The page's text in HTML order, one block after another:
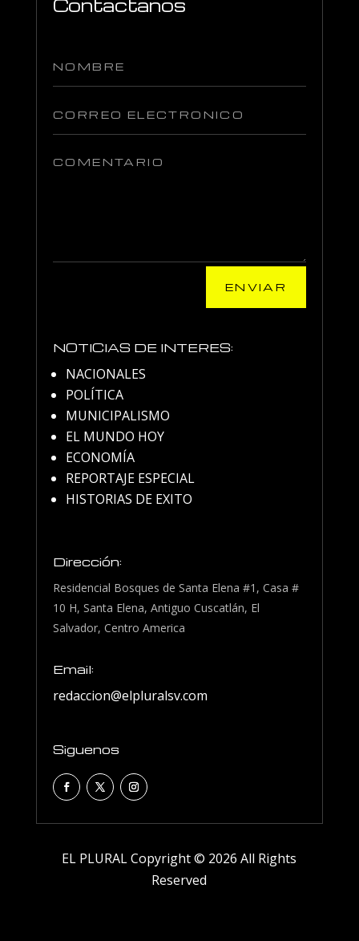
Contactanos
ENVIAR
NOTICIAS DE INTERES:
NACIONALES
POLÍTICA
MUNICIPALISMO
EL MUNDO HOY
ECONOMÍA
REPORTAJE ESPECIAL
HISTORIAS DE EXITO
Dirección:
Residencial Bosques de Santa Elena #1, Casa #
10 H, Santa Elena, Antiguo Cuscatlán, El
Salvador, Centro America
Email:
redaccion@elpluralsv.com
Siguenos
EL PLURAL Copyright © 2026 All Rights
Reserved